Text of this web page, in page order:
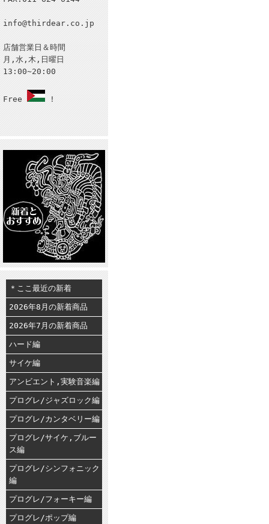
info@thirdear.co.jp
店舗営業日＆時間
月,水,木,日曜日
13:00~20:00
Free !
＊ここ最近の新着
2026年8月の新着商品
2026年7月の新着商品
ハード編
サイケ編
アンビエント,実験音楽編
プログレ/ジャズロック編
プログレ/カンタベリー編
プログレ/サイケ,ブルー
ス編
プログレ/シンフォニック
編
プログレ/フォーキー編
プログレ/ポップ編